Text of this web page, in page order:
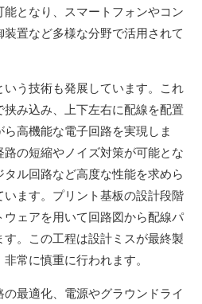
となり、スマートフォンやコン
置など多様な分野で活用されて
いう技術も発展しています。これ
み込み、上下左右に配線を配置
高機能な電子回路を実現しま
の短縮やノイズ対策が可能とな
ル回路など高度な性能を求めら
ます。プリント基板の設計段階
ェアを用いて回路図から配線パ
。この工程は設計ミスが最終製
常に慎重に行われます。
最適化、電源やグラウンドライ